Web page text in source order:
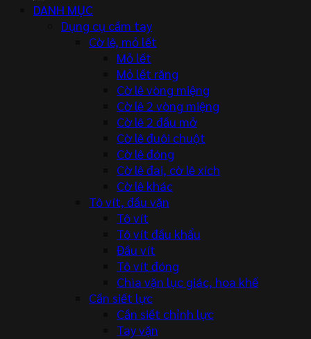
DANH MỤC
Dụng cụ cầm tay
Cờ lê, mỏ lết
Mỏ lết
Mỏ lết răng
Cờ lê vòng miệng
Cờ lê 2 vòng miệng
Cờ lê 2 đầu mở
Cờ lê đuôi chuột
Cờ lê đóng
Cờ lê đai, cờ lê xích
Cờ lê khác
Tô vít, đầu vặn
Tô vít
Tô vít đầu khẩu
Đầu vít
Tô vít đóng
Chìa vặn lục giác, hoa khế
Cần siết lực
Cần siết chỉnh lực
Tay vặn